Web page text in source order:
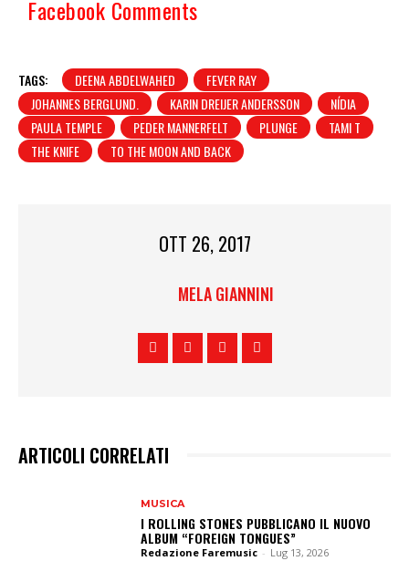
Facebook Comments
TAGS: DEENA ABDELWAHED
FEVER RAY
JOHANNES BERGLUND.
KARIN DREIJER ANDERSSON
NÍDIA
PAULA TEMPLE
PEDER MANNERFELT PLUNGE
TAMI T
THE KNIFE
TO THE MOON AND BACK
OTT 26, 2017
MELA GIANNINI
ARTICOLI CORRELATI
MUSICA
I ROLLING STONES PUBBLICANO IL NUOVO
ALBUM “FOREIGN TONGUES”
Redazione Faremusic - Lug 13, 2026